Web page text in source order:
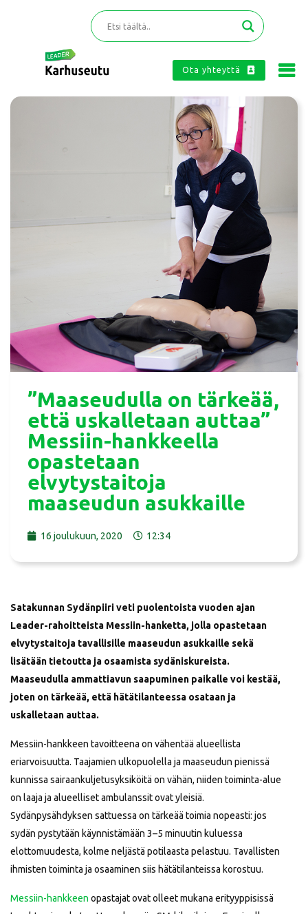
Ota yhteyttä
”Maaseudulla on tärkeää,
että uskalletaan auttaa”
Messiin-hankkeella
opastetaan
elvytystaitoja
maaseudun asukkaille
16 joulukuun, 2020 12:34
Satakunnan Sydänpiiri veti puolentoista vuoden ajan
Leader-rahoitteista Messiin-hanketta, jolla opastetaan
elvytystaitoja tavallisille maaseudun asukkaille sekä
lisätään tietoutta ja osaamista sydäniskureista.
Maaseudulla ammattiavun saapuminen paikalle voi kestää,
joten on tärkeää, että hätätilanteessa osataan ja
uskalletaan auttaa.
Messiin-hankkeen tavoitteena on vähentää alueellista
eriarvoisuutta. Taajamien ulkopuolella ja maaseudun pienissä
kunnissa sairaankuljetusyksiköitä on vähän, niiden toiminta-alue
on laaja ja alueelliset ambulanssit ovat yleisiä.
Sydänpysähdyksen sattuessa on tärkeää toimia nopeasti: jos
sydän pystytään käynnistämään 3–5 minuutin kuluessa
elottomuudesta, kolme neljästä potilaasta pelastuu. Tavallisten
ihmisten toiminta ja osaaminen siis hätätilanteissa korostuu.
Messiin-hankkeen opastajat ovat olleet mukana erityyppisissä